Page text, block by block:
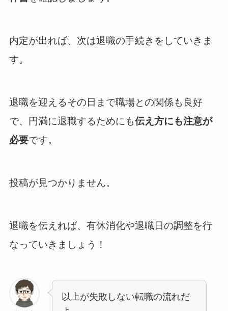
内定が出れば、次は退職の手続きをしていきま
す。
退職を迎えるその日まで職場との関係も良好
で、円満に退職するためにも伝え方にも注意が
必要です。
投稿が見つかりません。
退職を伝えれば、有休消化や退職日の調整を行
なっていきましょう！
以上が失敗しない転職の流れだ